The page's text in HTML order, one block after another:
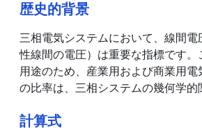
歴史的背景
三相電気システムにおいて、線間
性線間の電圧）は重要な指標です
用途のため、産業用および商業用
の比率は、三相システムの幾何学的
計算式